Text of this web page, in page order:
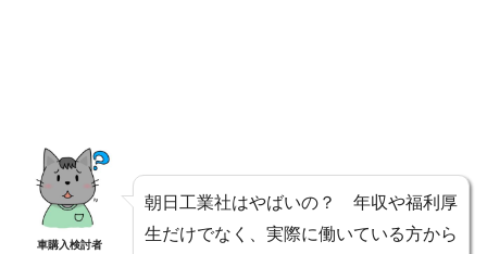
車購入検討者
朝日工業社はやばいの？ 年収や福利厚
生だけでなく、実際に働いている方から